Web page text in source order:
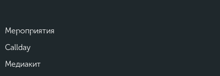
Мероприятия
Callday
Медиакит